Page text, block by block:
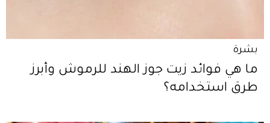
بشرة
ما هي فوائد زيت جوز الهند للرموش وأبرز
طرق استخدامه؟